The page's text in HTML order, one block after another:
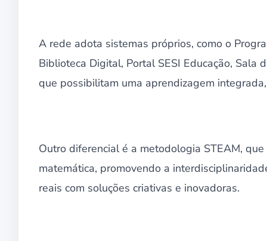
A rede adota sistemas próprios, como o
Biblioteca Digital, Portal SESI Educação, Sala
que possibilitam uma aprendizagem
Outro diferencial é a metodologia STEAM,
matemática, promovendo a
reais com soluções criativas e inovadoras.